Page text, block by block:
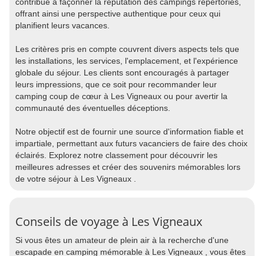
offrant ainsi une perspective authentique pour ceux qui
planifient leurs vacances.
Les critères pris en compte couvrent divers aspects tels que
les installations, les services, l'emplacement, et l'expérience
globale du séjour. Les clients sont encouragés à partager
leurs impressions, que ce soit pour recommander leur
camping coup de cœur à Les Vigneaux ou pour avertir la
communauté des éventuelles déceptions.
Notre objectif est de fournir une source d'information fiable et
impartiale, permettant aux futurs vacanciers de faire des choix
éclairés. Explorez notre classement pour découvrir les
meilleures adresses et créer des souvenirs mémorables lors
de votre séjour à Les Vigneaux .
Conseils de voyage à Les Vigneaux
Si vous êtes un amateur de plein air à la recherche d'une
escapade en camping mémorable à Les Vigneaux , vous êtes